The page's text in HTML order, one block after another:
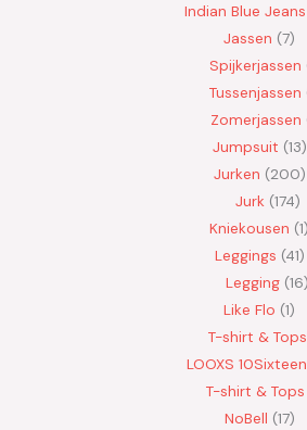
Indian Blue Jeans
Jassen 7
Spijkerjassen
Tussenjassen
Zomerjassen
Jumpsuit 13
Jurken 200
Jurk 174
Kniekousen 1
Leggings 41
Legging 16
Like Flo 1
T-shirt & Tops
LOOXS 10Sixteen
T-shirt & Tops
NoBell 17